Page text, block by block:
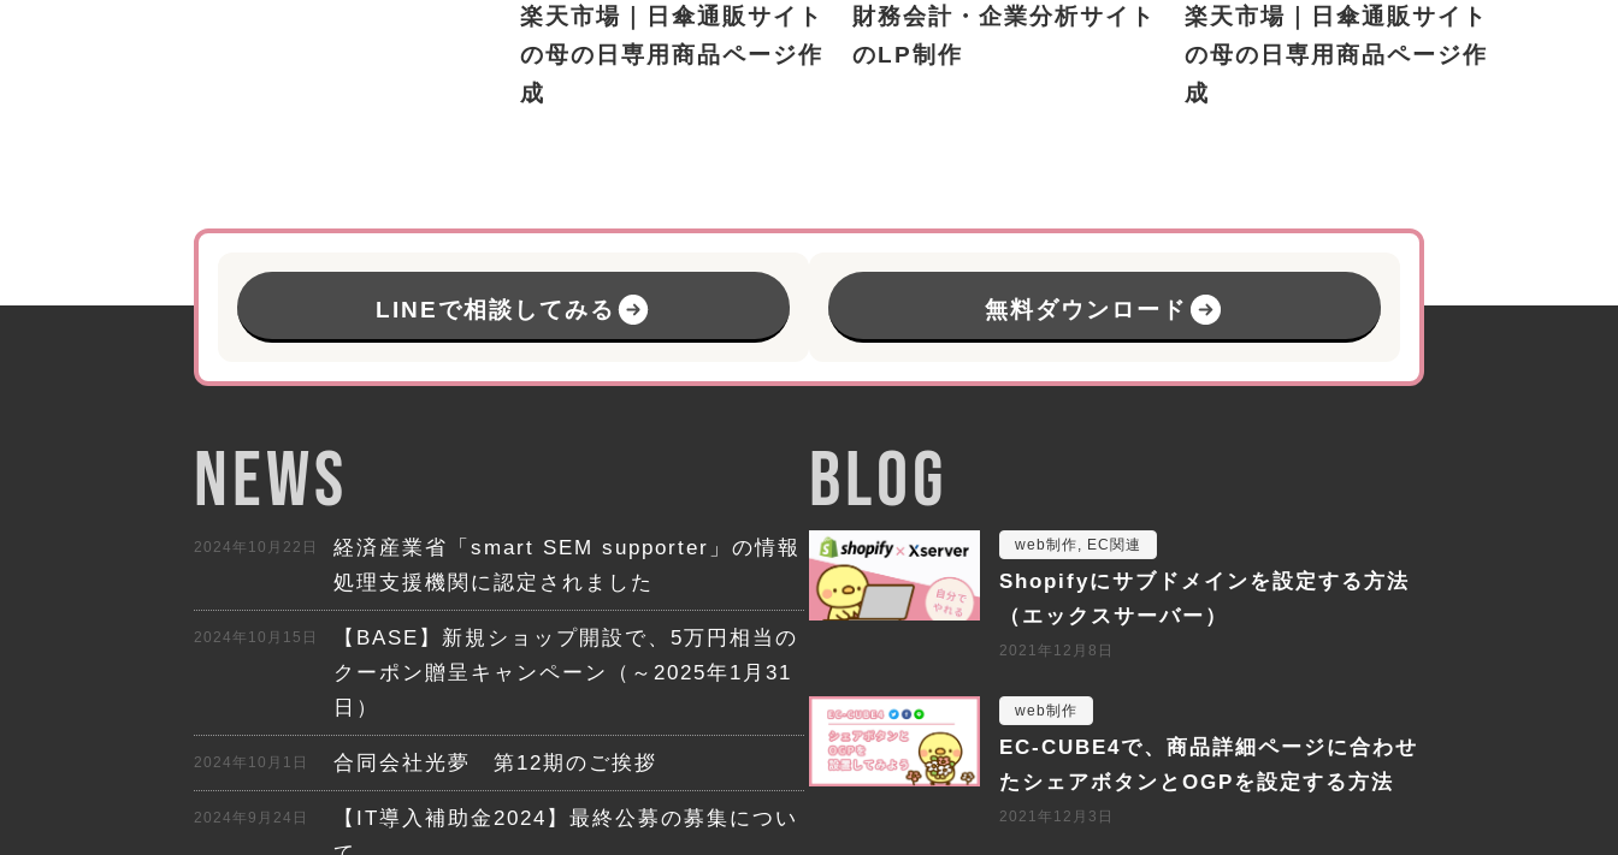
楽天市場｜日傘通販サイト
の母の日専用商品ページ作
成
財務会計・企業分析サイト
のLP制作
楽天市場｜日傘通販サイト
の母の日専用商品ページ作
成
LINEで相談してみる 無料ダウンロード
NEWS
2024年10月22日
経済産業省「smart SEM supporter」の情報
処理支援機関に認定されました
2024年10月15日
【BASE】新規ショップ開設で、5万円相当の
クーポン贈呈キャンペーン（～2025年1月31
日）
2024年10月1日 合同会社光夢 第12期のご挨拶
2024年9月24日
【IT導入補助金2024】最終公募の募集につい
BLOG
web制作, EC関連
Shopifyにサブドメインを設定する方法
（エックスサーバー）
2021年12月8日
web制作
EC-CUBE4で、商品詳細ページに合わせ
たシェアボタンとOGPを設定する方法
2021年12月3日